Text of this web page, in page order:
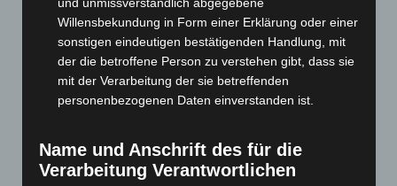
September 2024(112)
August 2024(107)
Juli 2024 (89)
Juni 2024(107)
April 2024 (102)
März 2024(103)
Willensbekundung in Form einer Erklärung oder einer
sonstigen eindeutigen bestätigenden Handlung, mit
der die betroffene Person zu verstehen gibt, dass sie
mit der Verarbeitung der sie betreffenden
personenbezogenen Daten einverstanden ist.
Name und Anschrift des für die
Verarbeitung Verantwortlichen